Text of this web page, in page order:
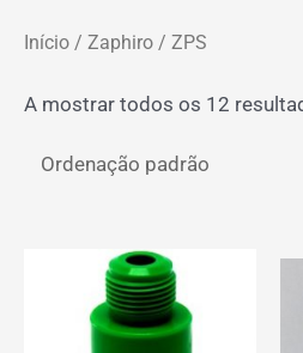
Início / Zaphiro / ZPS
A mostrar todos os 12